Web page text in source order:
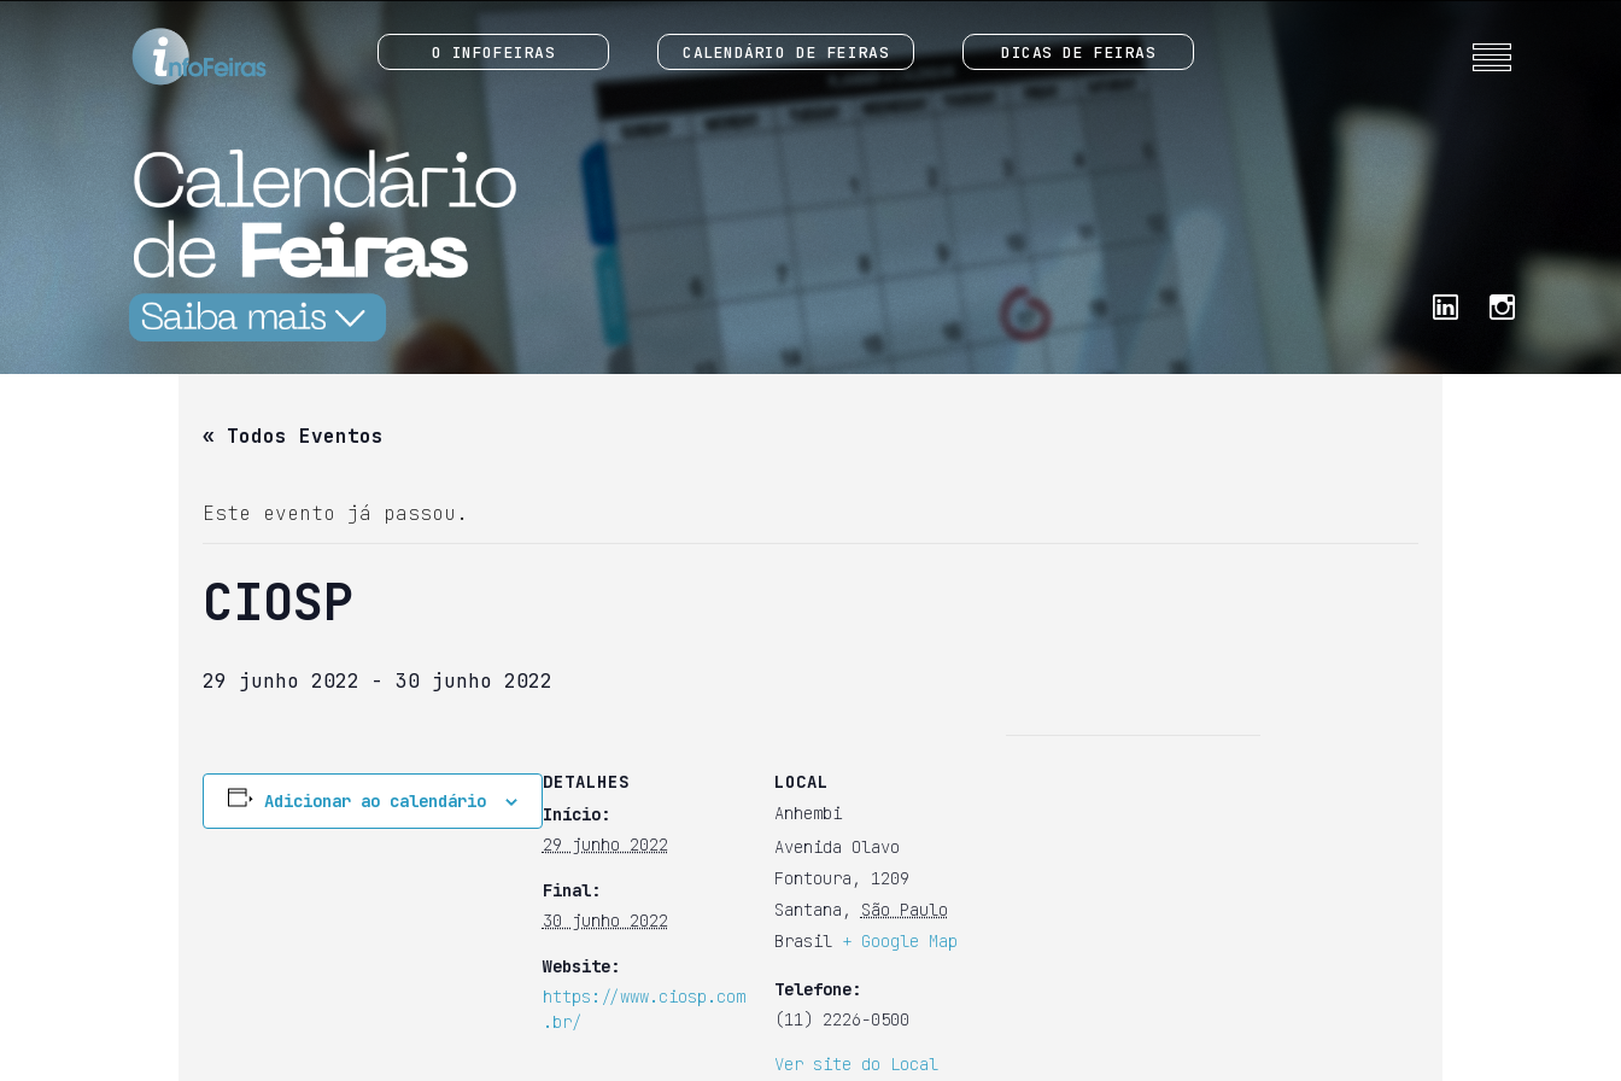
O INFOFEIRAS CALENDÁRIO DE FEIRAS DICAS DE FEIRAS
« Todos Eventos
Este evento já passou.
CIOSP
29 junho 2022 - 30 junho 2022
Adicionar ao calendário
DETALHES
Início:
29 junho 2022
Final:
30 junho 2022
Website:
https://www.ciosp.com
.br/
LOCAL
Anhembi
Avenida Olavo
Fontoura, 1209
Santana ,
São Paulo
Brasil + Google Map
Telefone:
(11) 2226-0500
Ver site do Local